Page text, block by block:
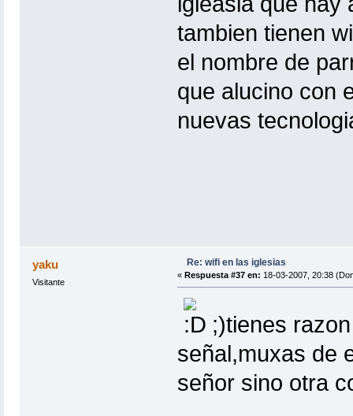
tambien tienen
el nombre de
que alucino con
nuevas
yaku
Visitante
Re: wifi en las iglesias
« Respuesta #37 en: 18-03-2007, 20:38
;)tienes razon
señal,muxas de
señor sino otra